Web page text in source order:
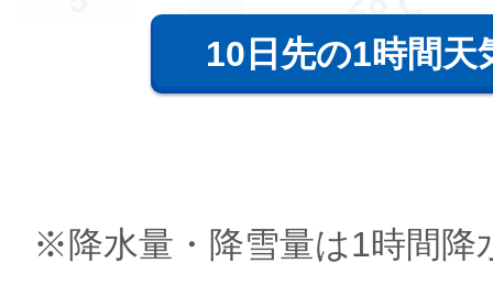
10日先の1時間天
※降水量・降雪量は1時間降